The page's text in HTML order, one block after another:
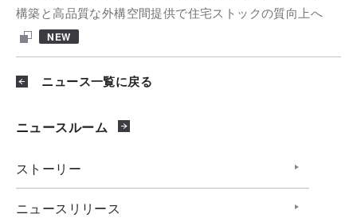
構築と高品質な外構空間提供で住宅ストックの質向上へ
NEW
ニュース一覧に戻る
ニュースルーム
ストーリー
ニュースリリース